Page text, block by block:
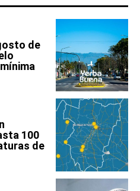
de
100
de